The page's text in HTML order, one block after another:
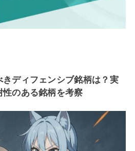
きディフェンシブ銘柄は？実
のある銘柄を考察